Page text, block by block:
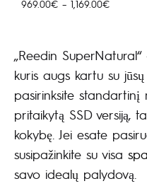
969.00€ – 1,169.00€
„Reedin
kuris augs kartu su
pasirinksite standartinį
pritaikytą SSD versiją,
kokybę. Jei esate
susipažinkite su visa
savo idealų palydovą.